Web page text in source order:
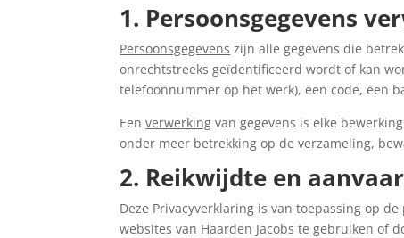
1. Persoonsgegevens
Persoonsgegevens zijn alle gegevens die
onrechtstreeks geïdentificeerd wordt of kan
telefoonnummer op het werk), een code, een
Eenverwerking van gegevens is elke
onder meer betrekking op de verzameling,
2. Reikwijdte en
Deze Privacyverklaring is van toepassing op
websites van Haarden Jacobs te gebruiken of